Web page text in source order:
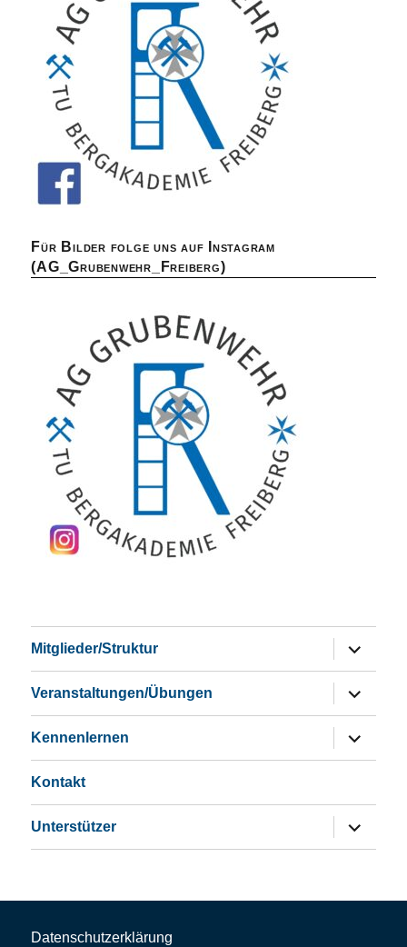
Für Bilder folge uns auf Instagram
(AG_Grubenwehr_Freiberg)
Mitglieder/Struktur
öffnen
Veranstaltungen/Übungen
öffnen
Kennenlernen
öffnen
Kontakt
Unterstützer
öffnen
Datenschutzerklärung